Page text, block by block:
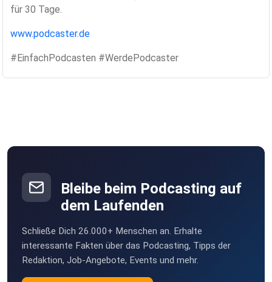
für 30 Tage.
www.podcaster.de
#EinfachPodcasten #WerdePodcaster
Bleibe beim Podcasting auf
dem Laufenden
Schließe Dich 26.000+ Menschen an. Erhalte
interessante Fakten über das Podcasting, Tipps der
Redaktion, Job-Angebote, Events und mehr.